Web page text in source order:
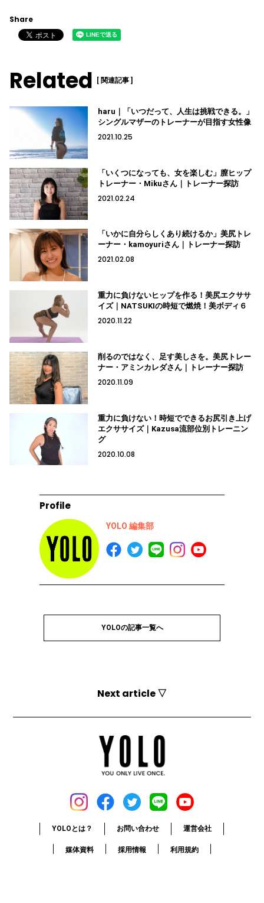
Share
Related [ 関連記事 ]
haru｜「いつだって、人生は挑戦できる。」
シングルマザーのトレーナーが目指す女性像
2021.10.25
「いくつになっても、女を楽しむ」膣ヒップ
トレーナー・Mikuさん｜トレーナー探訪
2021.02.24
「いかに自分らしくあり続けるか」美尻トレ
ーナー・kamoyuriさん｜トレーナー探訪
2021.02.08
重力に負けないヒップを作る！美尻エクササ
イズ｜NATSUKIの時短で燃焼！美ボディ６
2020.11.22
削るのではなく、足す美しさを。美尻トレー
ナー・アミンカレダさん｜トレーナー探訪
2020.11.09
重力に負けない！時短でできるお尻引き上げ
エクササイズ｜Kazusa流部位別トレーニン
グ
2020.10.08
Profile
YOLO 編集部
YOLOの記事一覧へ
Next article ▽
YOLOとは？ お問い合わせ 運営会社
媒体資料 採用情報 利用規約